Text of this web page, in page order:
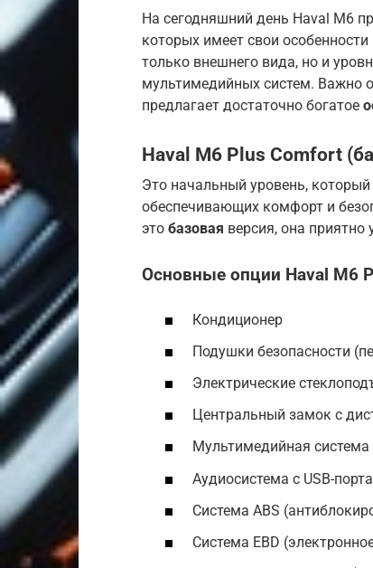
На сегодняшний день Haval M6
которых имеет свои особенности
только внешнего вида, но и
мультимедийных систем. Важно
предлагает достаточно богатое
Haval M6 Plus Comfort
Это начальный уровень,
обеспечивающих комфорт и
это базовая версия, она
Основные опции Haval M6
Кондиционер
Подушки безопасности
Электрические
Центральный замок с
Мультимедийная
Аудиосистема с USB-
Система ABS
Система EBD